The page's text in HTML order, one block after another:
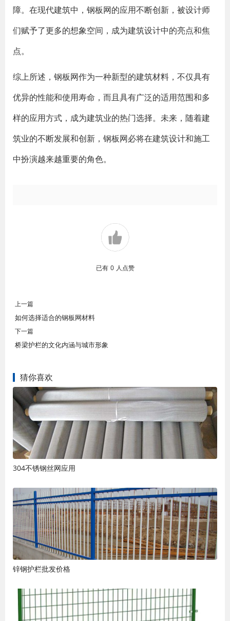
障。在现代建筑中，钢板网的应用不断创新，被设计师
们赋予了更多的想象空间，成为建筑设计中的亮点和焦
点。
综上所述，钢板网作为一种新型的建筑材料，不仅具有
优异的性能和使用寿命，而且具有广泛的适用范围和多
样的应用方式，成为建筑业的热门选择。未来，随着建
筑业的不断发展和创新，钢板网必将在建筑设计和施工
中扮演越来越重要的角色。
已有 0 人点赞
上一篇
如何选择适合的钢板网材料
下一篇
桥梁护栏的文化内涵与城市形象
猜你喜欢
304不锈钢丝网应用
锌钢护栏批发价格